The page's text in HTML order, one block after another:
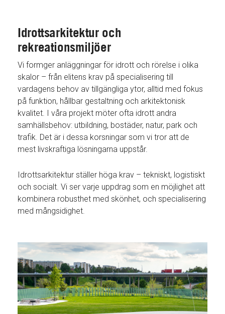
Idrottsarkitektur och
rekreationsmiljöer
Vi formger anläggningar för idrott och rörelse i olika
skalor – från elitens krav på specialisering till
vardagens behov av tillgängliga ytor, alltid med fokus
på funktion, hållbar gestaltning och arkitektonisk
kvalitet. I våra projekt möter ofta idrott andra
samhällsbehov: utbildning, bostäder, natur, park och
trafik. Det är i dessa korsningar som vi tror att de
mest livskraftiga lösningarna uppstår.
Idrottsarkitektur ställer höga krav – tekniskt, logistiskt
och socialt. Vi ser varje uppdrag som en möjlighet att
kombinera robusthet med skönhet, och specialisering
med mångsidighet.